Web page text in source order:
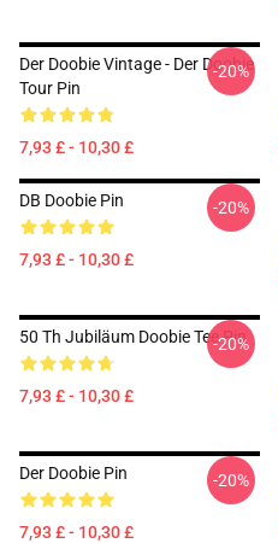
Der Doobie Vintage - Der Doobie
Tour Pin
7,93 £ - 10,30 £
-20%
DB Doobie Pin
7,93 £ - 10,30 £
-20%
50 Th Jubiläum Doobie Tee Pin
7,93 £ - 10,30 £
-20%
Der Doobie Pin
7,93 £ - 10,30 £
-20%